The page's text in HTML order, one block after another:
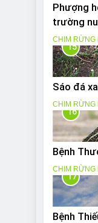
Phượng
trường
CHIM RỪNG
15
Sáo đá
CHIM RỪNG
16
Bệnh
CHIM RỪNG
17
Bệnh